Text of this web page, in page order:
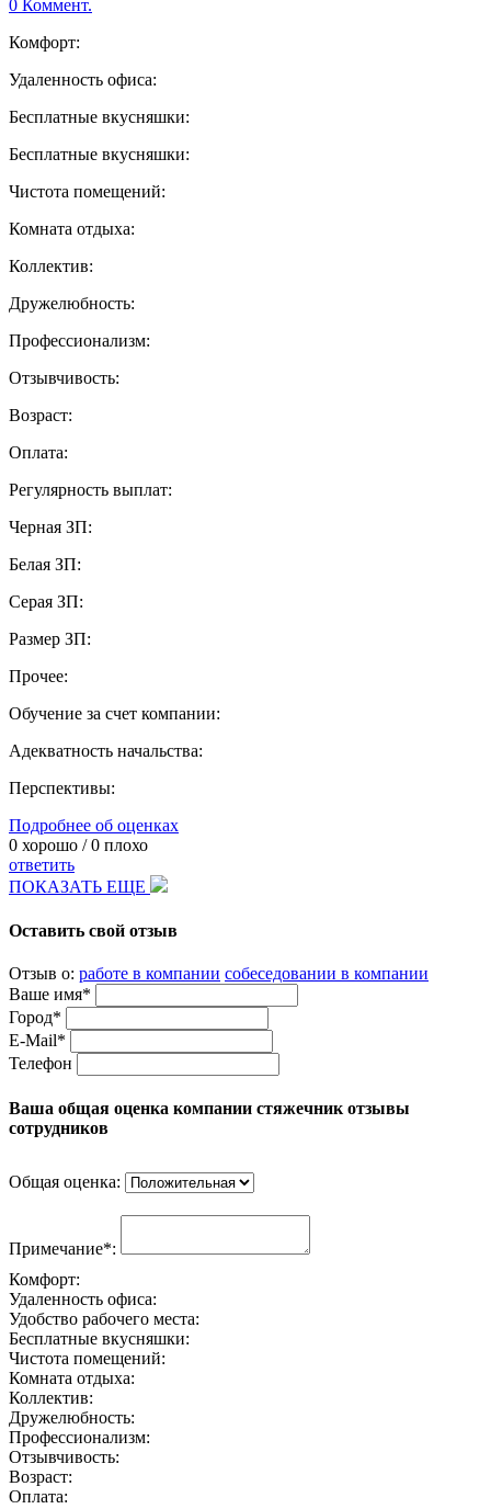
0 Коммент.
Комфорт:
Удаленность офиса:
Бесплатные вкусняшки:
Бесплатные вкусняшки:
Чистота помещений:
Комната отдыха:
Коллектив:
Дружелюбность:
Профессионализм:
Отзывчивость:
Возраст:
Оплата:
Регулярность выплат:
Черная ЗП:
Белая ЗП:
Серая ЗП:
Размер ЗП:
Прочее:
Обучение за счет компании:
Адекватность начальства:
Перспективы:
Подробнее об оценках
0 хорошо /0 плохо
ответить
ПОКАЗАТЬ ЕЩЕ
Оставить свой отзыв
Отзыв о: работе в компании собеседовании в компании
Ваше имя*
Город*
E-Mail*
Телефон
Ваша общая оценка компании стяжечник отзывы
сотрудников
Общая оценка:
Примечание*:
Комфорт:
Удаленность офиса:
Удобство рабочего места:
Бесплатные вкусняшки:
Чистота помещений:
Комната отдыха:
Коллектив:
Дружелюбность:
Профессионализм:
Отзывчивость:
Возраст:
Оплата: